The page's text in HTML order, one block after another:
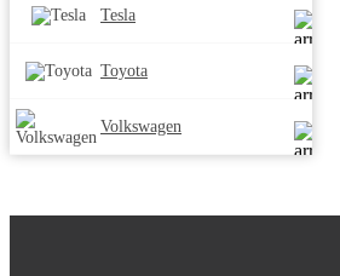
Tesla
Toyota
Volkswagen